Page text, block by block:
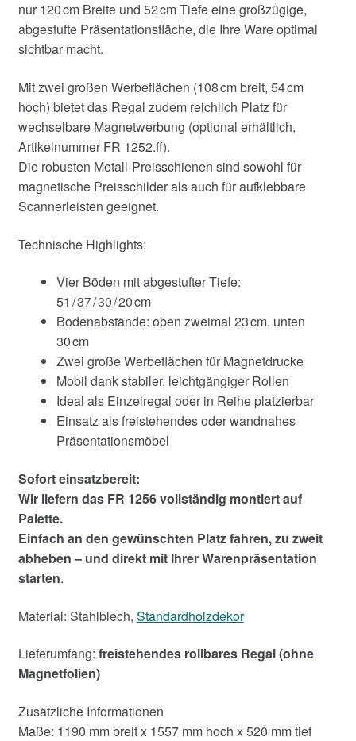
nur 120 cm Breite und 52 cm Tiefe eine großzügige,
abgestufte Präsentationsfläche, die Ihre Ware optimal
sichtbar macht.
Mit zwei großen Werbeflächen (108 cm breit, 54 cm
hoch) bietet das Regal zudem reichlich Platz für
wechselbare Magnetwerbung (optional erhältlich,
Artikelnummer FR 1252.ff).
Die robusten Metall-Preisschienen sind sowohl für
magnetische Preisschilder als auch für aufklebbare
Scannerleisten geeignet.
Technische Highlights:
Vier Böden mit abgestufter Tiefe:
51 / 37 / 30 / 20 cm
Bodenabstände: oben zweimal 23 cm, unten
30 cm
Zwei große Werbeflächen für Magnetdrucke
Mobil dank stabiler, leichtgängiger Rollen
Ideal als Einzelregal oder in Reihe platzierbar
Einsatz als freistehendes oder wandnahes
Präsentationsmöbel
Sofort einsatzbereit:
Wir liefern das FR 1256 vollständig montiert auf
Palette.
Einfach an den gewünschten Platz fahren, zu zweit
abheben – und direkt mit Ihrer Warenpräsentation
starten.
Material: Stahlblech, Standardholzdekor
Lieferumfang: freistehendes rollbares Regal (ohne
Magnetfolien)
Zusätzliche Informationen
Maße: 1190 mm breit x 1557 mm hoch x 520 mm tief